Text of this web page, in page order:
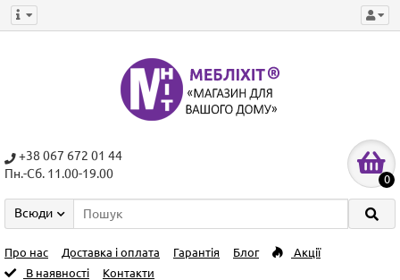
+38 067 672 01 44
Пн.-Сб. 11.00-19.00
0
Всюди
Про нас Доставка і оплата Гарантія Блог
Акції
В наявності
Контакти